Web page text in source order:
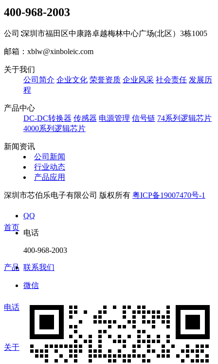
400-968-2003
公司∶深圳市福田区中康路卓越梅林中心广场(北区）3栋1005
邮箱：xblw@xinboleic.com
关于我们
公司简介 企业文化 荣誉资质 企业风采 社会责任 发展历
程
产品中心
DC-DC转换器 传感器 电源管理 信号链 74系列逻辑芯片
4000系列逻辑芯片
新闻资讯
公司新闻
行业动态
产品应用
深圳市芯伯乐电子有限公司 版权所有 粤ICP备19007470号-1
首页
产品
电话
关于
QQ
电话
400-968-2003
联系我们
微信